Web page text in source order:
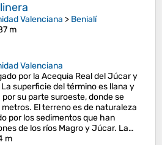
Valenciana > Benialí
m
Valenciana
por la Acequia Real del Júcar y
superficie del término es llana y
su parte suroeste, donde se
El terreno es de naturaleza
por los sedimentos que han
de los ríos Magro y Júcar. La…
m